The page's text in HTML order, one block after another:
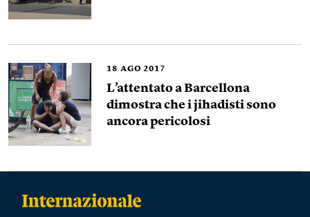
18 AGO 2017
L’attentato a Barcellona
dimostra che i jihadisti sono
ancora pericolosi